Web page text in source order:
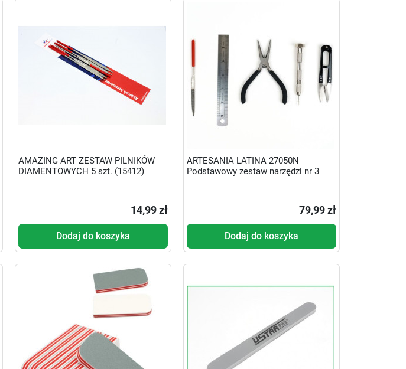
AMAZING ART ZESTAW PILNIKÓW
DIAMENTOWYCH 5 szt. (15412)
14,99 zł
Dodaj do koszyka
ARTESANIA LATINA 27050N
Podstawowy zestaw narzędzi nr 3
79,99 zł
Dodaj do koszyka